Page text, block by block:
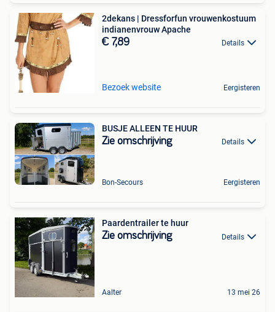
2dekans | Dressforfun vrouwenkostuum
indianenvrouw Apache
€ 7,89 Details
Bezoek website Eergisteren
BUSJE ALLEEN TE HUUR
Zie omschrijving Details
Bon-Secours Eergisteren
Paardentrailer te huur
Zie omschrijving Details
Aalter 13 mei 26